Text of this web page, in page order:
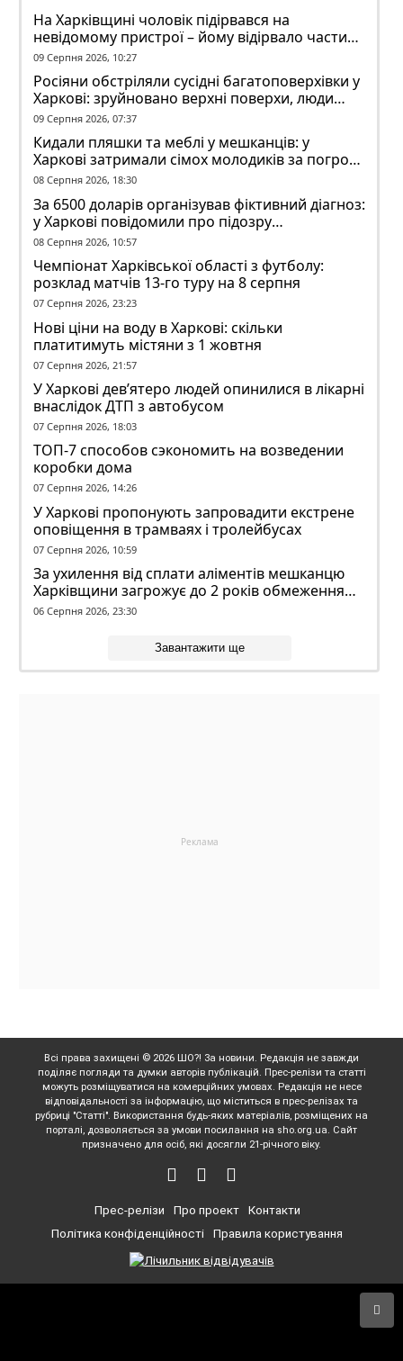
На Харківщині чоловік підірвався на
невідомому пристрої – йому відірвало частину
руки
09 Серпня 2026, 10:27
Росіяни обстріляли сусідні багатоповерхівки у
Харкові: зруйновано верхні поверхи, люди
заблоковані
09 Серпня 2026, 07:37
Кидали пляшки та меблі у мешканців: у
Харкові затримали сімох молодиків за погром
у гуртожитку
08 Серпня 2026, 18:30
За 6500 доларів організував фіктивний діагноз:
у Харкові повідомили про підозру
ексзавідувачу психлікарні
08 Серпня 2026, 10:57
Чемпіонат Харківської області з футболу:
розклад матчів 13-го туру на 8 серпня
07 Серпня 2026, 23:23
Нові ціни на воду в Харкові: скільки
платитимуть містяни з 1 жовтня
07 Серпня 2026, 21:57
У Харкові дев’ятеро людей опинилися в лікарні
внаслідок ДТП з автобусом
07 Серпня 2026, 18:03
ТОП-7 способов сэкономить на возведении
коробки дома
07 Серпня 2026, 14:26
У Харкові пропонують запровадити екстрене
оповіщення в трамваях і тролейбусах
07 Серпня 2026, 10:59
За ухилення від сплати аліментів мешканцю
Харківщини загрожує до 2 років обмеження
волі
06 Серпня 2026, 23:30
Завантажити ще
Всі права захищені © 2026 ШО?! За новини. Редакція не завжди
поділяє погляди та думки авторів публікацій. Прес-релізи та статті
можуть розміщуватися на комерційних умовах. Редакція не несе
відповідальності за інформацію, що міститься в прес-релізах та
рубриці "Статті". Використання будь-яких матеріалів, розміщених на
порталі, дозволяється за умови посилання на sho.org.ua. Сайт
призначено для осіб, які досягли 21-річного віку.
Прес-релізи Про проект
Контакти
Політика конфіденційності
Правила користування